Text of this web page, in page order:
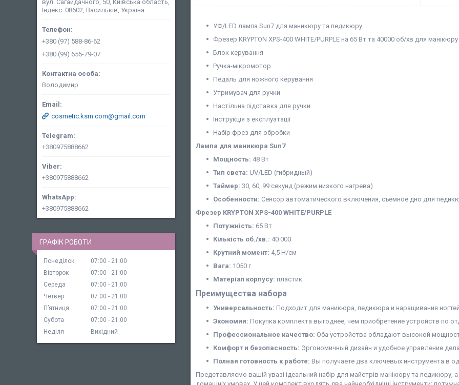
УФ/LED лампа Sun7 для маникюру та педикюру
Фрезер KRYPTON XPS-400 WHITE/PURPLE на 65 Вт та 40000 об/хв для
Блок керування
Ручка-мікромотор
Педаль для ножного керування
Утримувач для ручки
Настільна підставка для ручки
Інструкція з експлуатації
Набір фрез для обробки
Лампа для маникюра Sun7
Мощность: 48 Вт
Тип света: UV/LED (гибридный)
Таймер: 30, 60, 99 секунд (режим низкого нагрева)
Особенности: Сенсор автоматического включения, съемное дно для
Фрезер KRYPTON XPS-400 WHITE/PURPLE
Потужність: 65 Вт
Кількість об./хв.: 40 000
Крутний момент: 4,5 Н/см
Вага: 1050 г
Матеріал корпусу: пластик
Преимущества набора
Универсальность: Подходит для маникюра, педикюра и наращивания ногтей.
Экономия: Покупка комплекта выгоднее, чем приобретение устройств по
Профессиональное качество: Оба устройства обладают высокой
Комфорт и безопасность: Эргономичный дизайн и удобное управление
Полная готовность к работе: Вы получаете два ключевых инструмента в
Представляємо вашій увазі ідеальний набір для майстрів манікюру та педикюру,
вул. Сагайдачного, 50, Київська область,
Індекс: 08602, Васильків, Україна
+380 (97) 588-86-62
+380 (99) 655-79-07
Володимир
cosmetic.ksm.com@gmail.com
+380975888662
+380975888662
+380975888662
ГРАФІК РОБОТИ
Понеділок 07:00
21:00
Вівторок
07:00
21:00
Середа
07:00
21:00
Четвер
07:00
21:00
Пʼятниця
07:00
21:00
Субота
07:00
21:00
Неділя
Вихідний